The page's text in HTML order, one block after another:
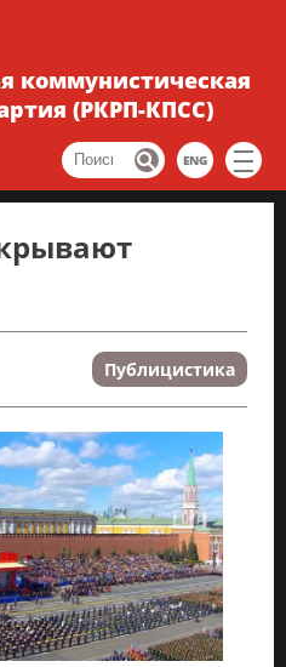
коммунистическая
(РКРП-КПСС)
ENG
Публицистика